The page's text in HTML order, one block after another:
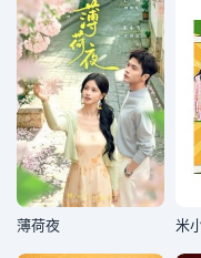
薄荷夜